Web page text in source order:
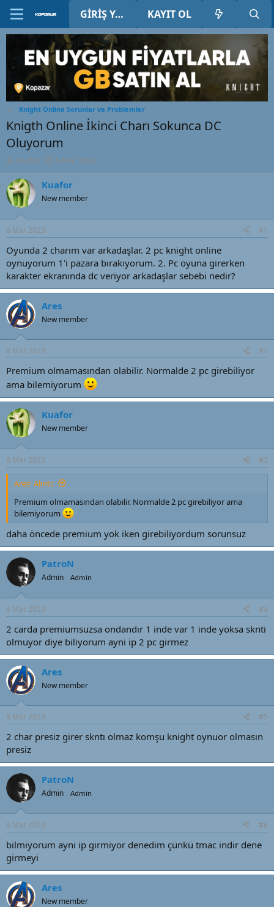
GIRIŞ YAP KAYIT OL
Knight Online Sorunlar ve Problemler
Knigth Online İkinci Charı Sokunca DC
Oluyorum
K
o
n
u
y
u
B
a
ş
l
a
t
a
n
Kuafor
B
a
ş
a
ı
ç
r
i
h
8 Mar 2023
Kuafor
New member
8 Mar 2023 #1
Oyunda 2 charım var arkadaşlar. 2 pc knight online
oynuyorum 1'i pazara bırakıyorum. 2. Pc oyuna girerken
karakter ekranında dc veriyor arkadaşlar sebebi nedir?
Ares
New member
8 Mar 2023 #2
Premium olmamasından olabilir. Normalde 2 pc girebiliyor
ama bilemiyorum
Kuafor
New member
8 Mar 2023 #3
Ares' Alıntı:
Premium olmamasından olabilir. Normalde 2 pc girebiliyor ama
bilemiyorum
daha öncede premium yok iken girebiliyordum sorunsuz
PatroN
Admin Admin
8 Mar 2023 #4
2 carda premiumsuzsa ondandır 1 inde var 1 inde yoksa sknti
olmuyor diye biliyorum ayni ip 2 pc girmez
Ares
New member
8 Mar 2023 #5
2 char presiz girer skntı olmaz komşu knight oynuor olmasın
presiz
PatroN
Admin Admin
8 Mar 2023 #6
bilmiyorum aynı ip girmiyor denedim çünkü tmac indir dene
girmeyi
Ares
New member